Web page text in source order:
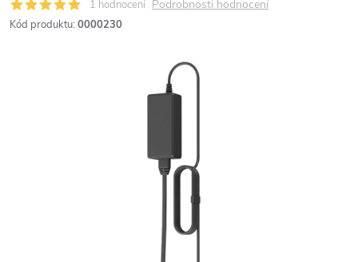
1 hodnocení Podrobnosti hodnocení
Kód produktu: 0000230